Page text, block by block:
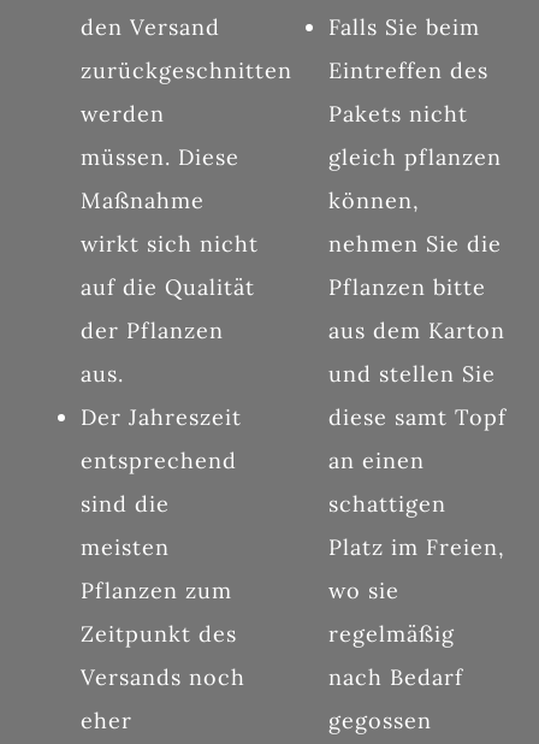
den Versand
zurückgeschnitten
werden
müssen. Diese
Maßnahme
wirkt sich nicht
auf die Qualität
der Pflanzen
aus.
Der Jahreszeit
entsprechend
sind die
meisten
Pflanzen zum
Zeitpunkt des
Versands noch
eher
Falls Sie beim
Eintreffen des
Pakets nicht
gleich pflanzen
können,
nehmen Sie die
Pflanzen bitte
aus dem Karton
und stellen Sie
diese samt Topf
an einen
schattigen
Platz im Freien,
wo sie
regelmäßig
nach Bedarf
gegossen